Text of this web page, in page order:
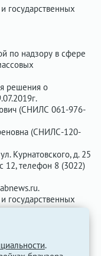
.
государственных
по надзору в сфере
решения о
(СНИЛС 061-976-
(СНИЛС-120-
Курнатовского, д. 25
12, телефон 8 (3022)
.
государственных
оплачены
ответственности за